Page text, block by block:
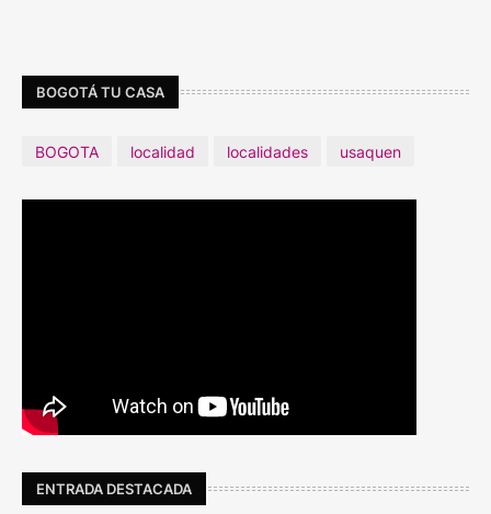
BOGOTÁ TU CASA
BOGOTA localidad localidades usaquen
ENTRADA DESTACADA